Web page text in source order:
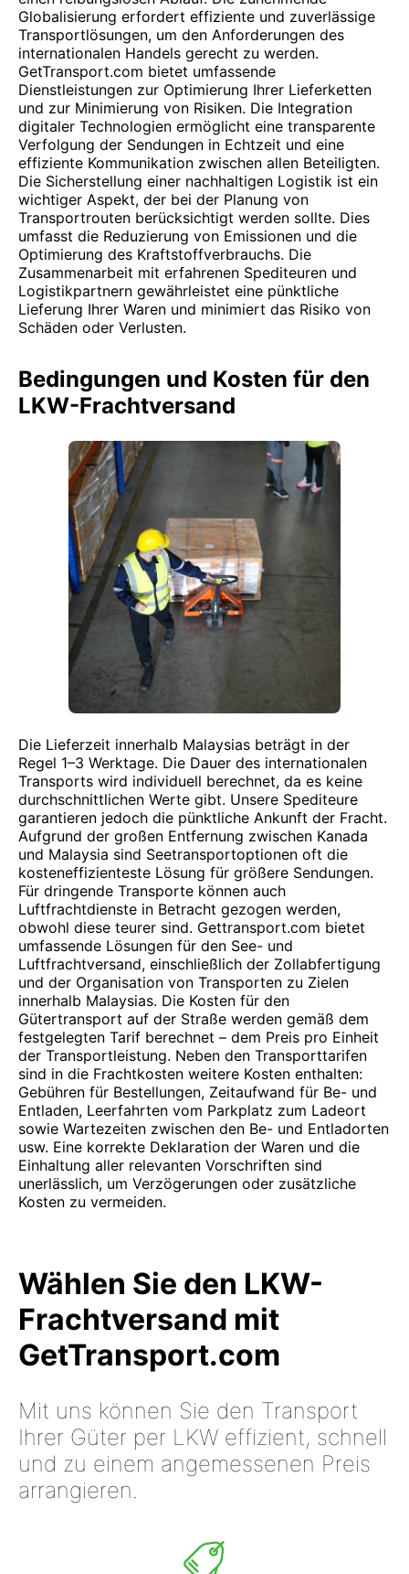
Globalisierung erfordert effiziente und zuverlässige
Transportlösungen, um den Anforderungen des
internationalen Handels gerecht zu werden.
GetTransport.com bietet umfassende
Dienstleistungen zur Optimierung Ihrer Lieferketten
und zur Minimierung von Risiken. Die Integration
digitaler Technologien ermöglicht eine transparente
Verfolgung der Sendungen in Echtzeit und eine
effiziente Kommunikation zwischen allen Beteiligten.
Die Sicherstellung einer nachhaltigen Logistik ist ein
wichtiger Aspekt, der bei der Planung von
Transportrouten berücksichtigt werden sollte. Dies
umfasst die Reduzierung von Emissionen und die
Optimierung des Kraftstoffverbrauchs. Die
Zusammenarbeit mit erfahrenen Spediteuren und
Logistikpartnern gewährleistet eine pünktliche
Lieferung Ihrer Waren und minimiert das Risiko von
Schäden oder Verlusten.
Bedingungen und Kosten für den
LKW-Frachtversand
Die Lieferzeit innerhalb Malaysias beträgt in der
Regel 1–3 Werktage. Die Dauer des internationalen
Transports wird individuell berechnet, da es keine
durchschnittlichen Werte gibt. Unsere Spediteure
garantieren jedoch die pünktliche Ankunft der Fracht.
Aufgrund der großen Entfernung zwischen Kanada
und Malaysia sind Seetransportoptionen oft die
kosteneffizienteste Lösung für größere Sendungen.
Für dringende Transporte können auch
Luftfrachtdienste in Betracht gezogen werden,
obwohl diese teurer sind. Gettransport.com bietet
umfassende Lösungen für den See- und
Luftfrachtversand, einschließlich der Zollabfertigung
und der Organisation von Transporten zu Zielen
innerhalb Malaysias. Die Kosten für den
Gütertransport auf der Straße werden gemäß dem
festgelegten Tarif berechnet – dem Preis pro Einheit
der Transportleistung. Neben den Transporttarifen
sind in die Frachtkosten weitere Kosten enthalten:
Gebühren für Bestellungen, Zeitaufwand für Be- und
Entladen, Leerfahrten vom Parkplatz zum Ladeort
sowie Wartezeiten zwischen den Be- und Entladorten
usw. Eine korrekte Deklaration der Waren und die
Einhaltung aller relevanten Vorschriften sind
unerlässlich, um Verzögerungen oder zusätzliche
Kosten zu vermeiden.
Wählen Sie den LKW-
Frachtversand mit
GetTransport.com
Mit uns können Sie den Transport
Ihrer Güter per LKW effizient, schnell
und zu einem angemessenen Preis
arrangieren.